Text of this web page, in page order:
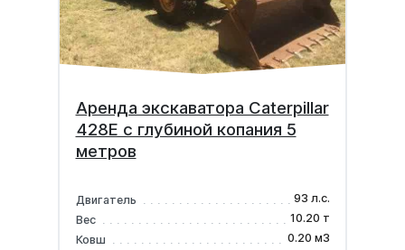
Аренда экскаватора Caterpillar
428E с глубиной копания 5
метров
Двигатель
93 л.с.
Вес
10.20 т
Ковш
0.20 м3